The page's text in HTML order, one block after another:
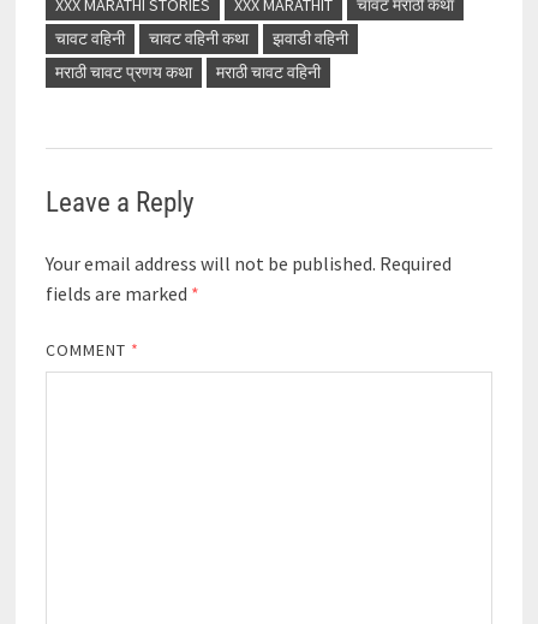
XXX MARATHI STORIES XXX MARATHIT
चावट मराठी कथा
चावट वहिनी
चावट वहिनी कथा
झवाडी वहिनी
मराठी चावट प्रणय कथा
मराठी चावट वहिनी
Leave a Reply
Your email address will not be published. Required
fields are marked *
COMMENT *